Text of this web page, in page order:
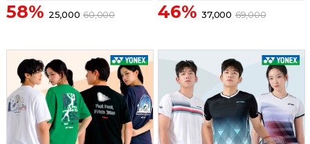
58% 25,000 60,000 46% 37,000 69,000